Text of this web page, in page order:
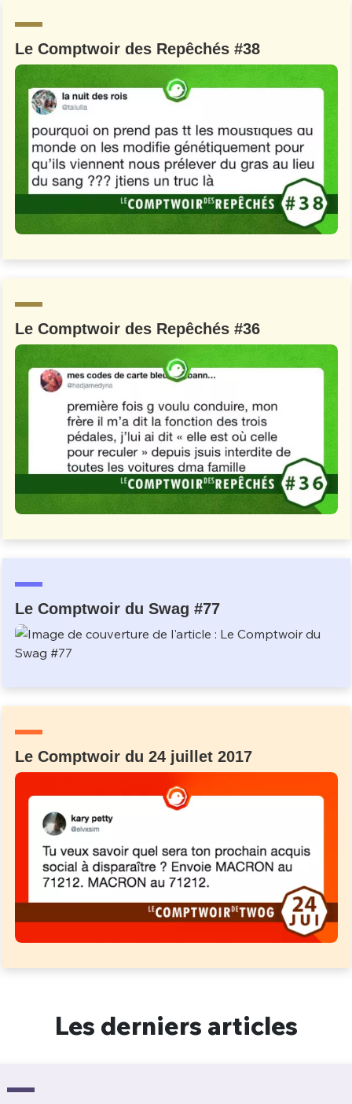
Le Comptwoir des Repêchés #38
Le Comptwoir des Repêchés #36
Le Comptwoir du Swag #77
Le Comptwoir du 24 juillet 2017
Les derniers articles
Un Thread
C'EST PARTI